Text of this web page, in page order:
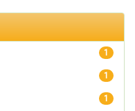
1
1
1